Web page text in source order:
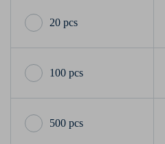
20 pcs
100 pcs
500 pcs